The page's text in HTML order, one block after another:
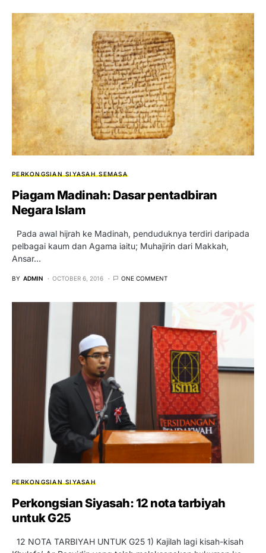
PERKONGSIAN SIYASAH SEMASA
Piagam Madinah: Dasar pentadbiran
Negara Islam
Pada awal hijrah ke Madinah, penduduknya terdiri daripada
pelbagai kaum dan Agama iaitu; Muhajirin dari Makkah,
Ansar…
BY ADMIN OCTOBER 6, 2016 ONE COMMENT
PERKONGSIAN SIYASAH
Perkongsian Siyasah: 12 nota tarbiyah
untuk G25
12 NOTA TARBIYAH UNTUK G25 1) Kajilah lagi kisah-kisah